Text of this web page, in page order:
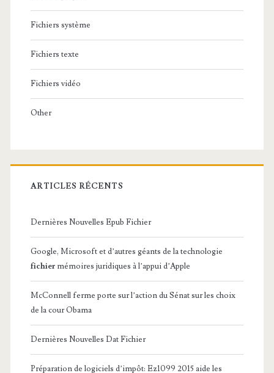
Fichiers système
Fichiers texte
Fichiers vidéo
Other
ARTICLES RÉCENTS
Dernières Nouvelles Epub Fichier
Google, Microsoft et d’autres géants de la technologie
fichier mémoires juridiques à l’appui d’Apple
McConnell ferme porte sur l’action du Sénat sur les choix
de la cour Obama
Dernières Nouvelles Dat Fichier
Préparation de logiciels d’impôt: Ez1099 2015 aide les